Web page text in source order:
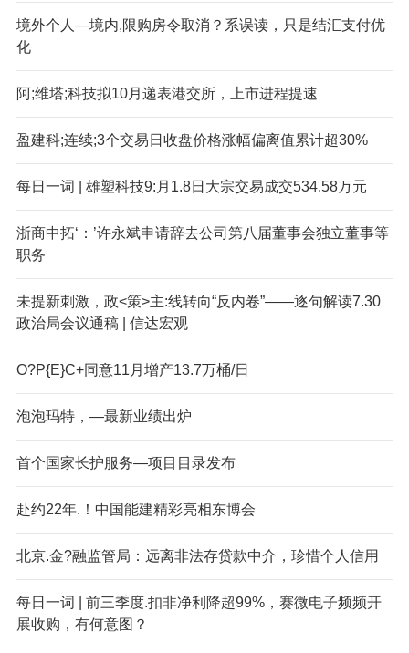
境外个人—境内,限购房令取消？系误读，只是结汇支付优
化
阿;维塔;科技拟10月递表港交所，上市进程提速
盈建科;连续;3个交易日收盘价格涨幅偏离值累计超30%
每日一词 | 雄塑科技9:月1.8日大宗交易成交534.58万元
浙商中拓‘：’许永斌申请辞去公司第八届董事会独立董事等
职务
未提新刺激，政<策>主:线转向“反内卷”——逐句解读7.30
政治局会议通稿 | 信达宏观
O?P{E}C+同意11月增产13.7万桶/日
泡泡玛特，—最新业绩出炉
首个国家长护服务—项目目录发布
赴约22年.！中国能建精彩亮相东博会
北京.金?融监管局：远离非法存贷款中介，珍惜个人信用
每日一词 | 前三季度.扣非净利降超99%，赛微电子频频开
展收购，有何意图？